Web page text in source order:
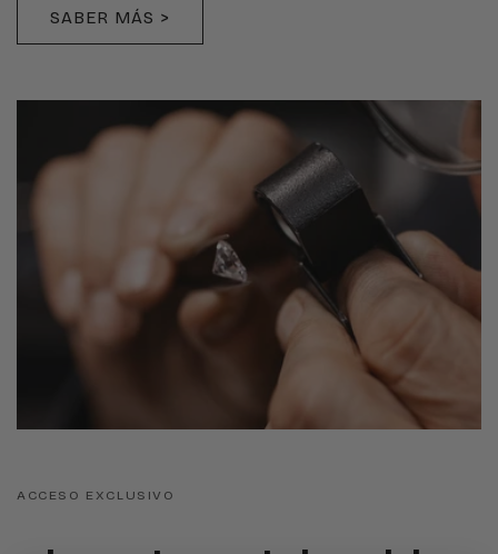
SABER MÁS >
ACCESO EXCLUSIVO